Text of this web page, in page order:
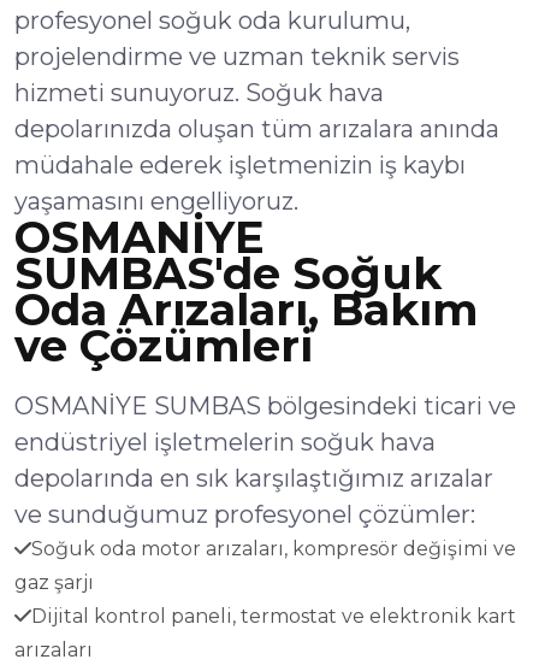
profesyonel soğuk oda kurulumu,
projelendirme ve uzman teknik servis
hizmeti sunuyoruz. Soğuk hava
depolarınızda oluşan tüm arızalara anında
müdahale ederek işletmenizin iş kaybı
yaşamasını engelliyoruz.
OSMANİYE
SUMBAS'de Soğuk
Oda Arızaları, Bakım
ve Çözümleri
OSMANİYE SUMBAS bölgesindeki ticari ve
endüstriyel işletmelerin soğuk hava
depolarında en sık karşılaştığımız arızalar
ve sunduğumuz profesyonel çözümler:
Soğuk oda motor arızaları, kompresör değişimi ve
gaz şarjı
Dijital kontrol paneli, termostat ve elektronik kart
arızaları